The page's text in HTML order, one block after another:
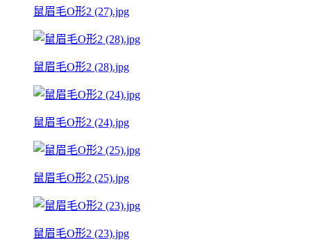
鼠眉毛O形2 (27).jpg
鼠眉毛O形2 (28).jpg
鼠眉毛O形2 (24).jpg
鼠眉毛O形2 (25).jpg
鼠眉毛O形2 (23).jpg